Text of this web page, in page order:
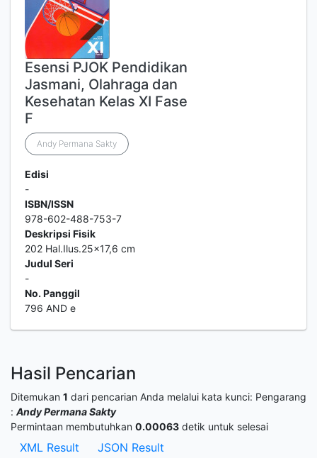
Esensi PJOK Pendidikan
Jasmani, Olahraga dan
Kesehatan Kelas XI Fase
F
Andy Permana Sakty
Edisi
-
ISBN/ISSN
978-602-488-753-7
Deskripsi Fisik
202 Hal.Ilus.25x17,6 cm
Judul Seri
-
No. Panggil
796 AND e
Hasil Pencarian
Ditemukan 1 dari pencarian Anda melalui kata kunci: Pengarang
: Andy Permana Sakty
Permintaan membutuhkan 0.00063 detik untuk selesai
XML Result JSON Result